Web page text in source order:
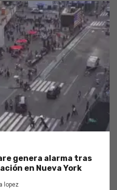
genera alarma tras
en Nueva York
lopez